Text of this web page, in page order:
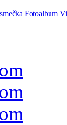
Fotoalbum